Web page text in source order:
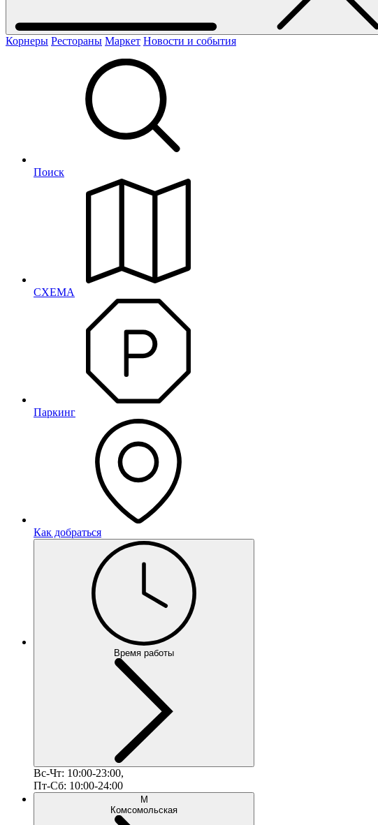
Корнеры Рестораны Маркет Новости и события
Поиск
СХЕМА
Паркинг
Как добраться
Время работы
Вс-Чт: 10:00-23:00,
Пт-Сб: 10:00-24:00
М
Комсомольская